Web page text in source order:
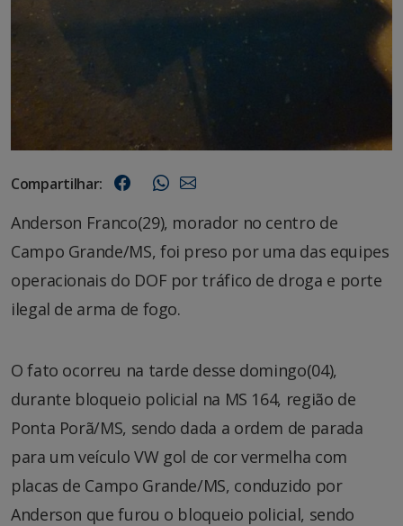
Compartilhar:
Anderson Franco(29), morador no centro de
Campo Grande/MS, foi preso por uma das equipes
operacionais do DOF por tráfico de droga e porte
ilegal de arma de fogo.
O fato ocorreu na tarde desse domingo(04),
durante bloqueio policial na MS 164, região de
Ponta Porã/MS, sendo dada a ordem de parada
para um veículo VW gol de cor vermelha com
placas de Campo Grande/MS, conduzido por
Anderson que furou o bloqueio policial, sendo